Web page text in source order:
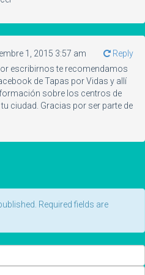
1, 2015 3:57 am
Reply
escribirnos te recomendamos
de Tapas por Vidas y allí
sobre los centros de
ciudad. Gracias por ser parte de
Required fields are